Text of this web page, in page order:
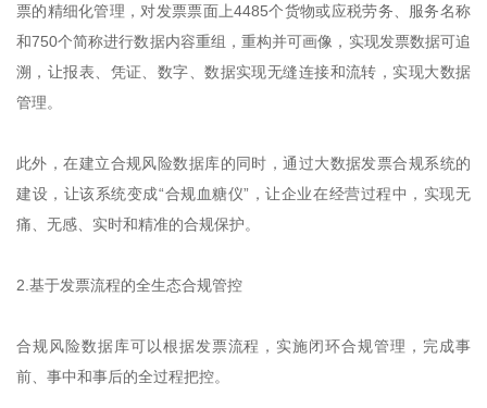
票的精细化管理，对发票票面上4485个货物或应税劳务、服务名称
和750个简称进行数据内容重组，重构并可画像，实现发票数据可追
溯，让报表、凭证、数字、数据实现无缝连接和流转，实现大数据
管理。
此外，在建立合规风险数据库的同时，通过大数据发票合规系统的
建设，让该系统变成“合规血糖仪”，让企业在经营过程中，实现无
痛、无感、实时和精准的合规保护。
2.基于发票流程的全生态合规管控
合规风险数据库可以根据发票流程，实施闭环合规管理，完成事
前、事中和事后的全过程把控。